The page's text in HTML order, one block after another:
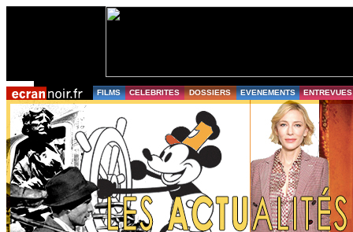
FILMS CELEBRITES DOSSIERS EVENEMENTS ENTREVUES